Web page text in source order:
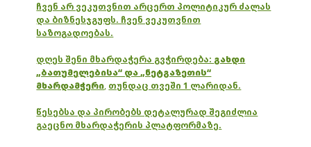
ჩვენ არ ვეკუთვნით არცერთ პოლიტიკურ ძალას
და ბიზნესჯგუფს. ჩვენ ვეკუთვნით
საზოგადოებას.
დღეს შენი მხარდაჭერა გვჭირდება: გახდი
„ბათუმელებისა“ და „ნეტგაზეთის“
მხარდამჭერი, თუნდაც თვეში 1 ლარიდან.
წესებსა და პირობებს დეტალურად შეგიძლია
გაეცნო მხარდაჭერის პლატფორმაზე.